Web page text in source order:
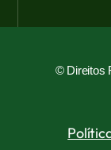
© Direitos